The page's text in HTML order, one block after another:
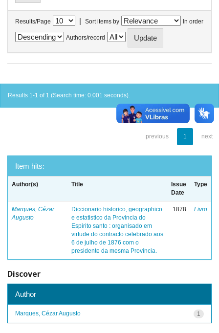
Results/Page | Sort items by In order
Authors/record
Results 1-1 of 1 (Search time: 0.001 seconds).
previous 1 next
Item hits:
Author(s) Title
Issue
Date
Type
Marques, Cézar
Augusto
Diccionario historico, geographico
e estatistico da Provincia do
Espirito santo : organisado em
virtude do contracto celebrado aos
6 de julho de 1876 com o
presidente da mesma Província.
1878 Livro
Discover
Author
1
Marques, Cézar Augusto